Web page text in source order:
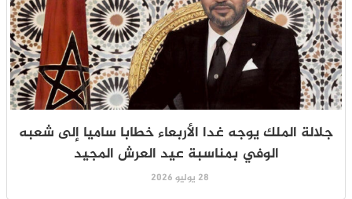
جلالة الملك يوجه غدا الأربعاء خطابا ساميا إلى شعبه
الوفي بمناسبة عيد العرش المجيد
28 يوليو 2026